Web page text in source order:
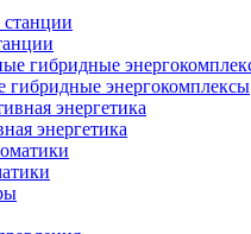
гибридные энергокомплексы
энергетика